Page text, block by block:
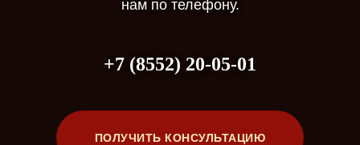
нам по телефону.
+7 (8552) 20-05-01
ПОЛУЧИТЬ КОНСУЛЬТАЦИЮ